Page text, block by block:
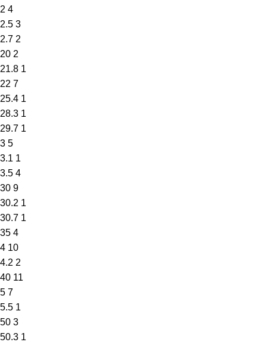
2 4
2.5 3
2.7 2
20 2
21.8 1
22 7
25.4 1
28.3 1
29.7 1
3 5
3.1 1
3.5 4
30 9
30.2 1
30.7 1
35 4
4 10
4.2 2
40 11
5 7
5.5 1
50 3
50.3 1